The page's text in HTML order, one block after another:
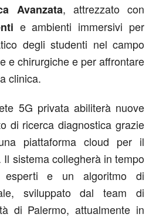
Avanzata, attrezzato con
e ambienti immersivi per
degli studenti nel campo
e chirurgiche e per affrontare
clinica.
5G privata abiliterà nuove
di ricerca diagnostica grazie
piattaforma cloud per il
sistema collegherà in tempo
e un algoritmo di
sviluppato dal team di
di Palermo, attualmente in